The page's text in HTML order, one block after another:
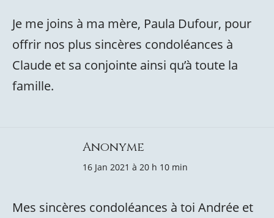
Je me joins à ma mère, Paula Dufour, pour
offrir nos plus sincères condoléances à
Claude et sa conjointe ainsi qu’à toute la
famille.
Anonyme
16 Jan 2021 à 20 h 10 min
Mes sincères condoléances à toi Andrée et